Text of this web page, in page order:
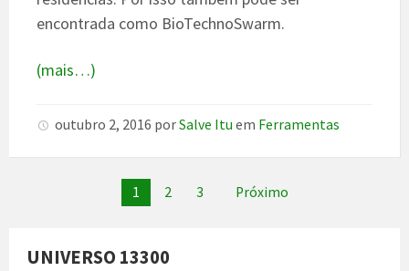
encontrada como BioTechnoSwarm.
(mais…)
outubro 2, 2016 porSalve Itu em Ferramentas
1 2 3 Próximo
UNIVERSO 13300